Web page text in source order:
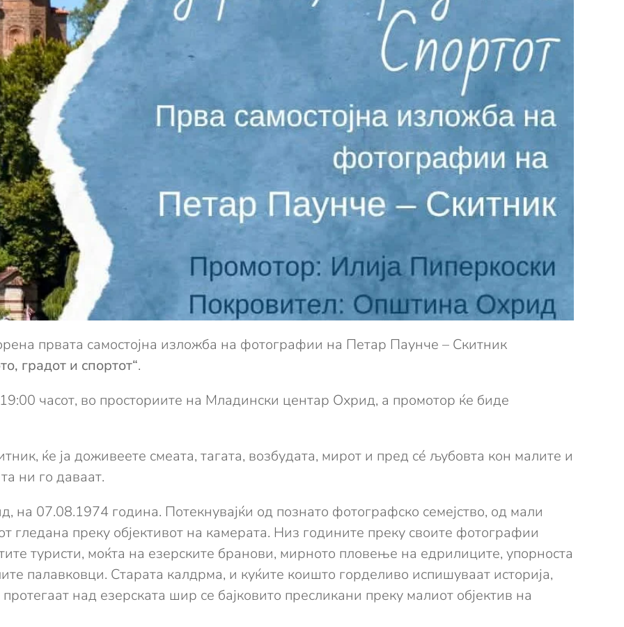
првата самостојна изложба на фотографии на Петар Паунче – Скитник
градот и спортот“.
часот, во просториите на Младински центар Охрид, а промотор ќе биде
ќе ја доживеете смеата, тагата, возбудата, мирот и пред сé љубовта кон малите и
ни го даваат.
07.08.1974 година. Потекнувајќи од познато фотографско семејство, од мали
гледана преку објективот на камерата. Низ годините преку своите фотографии
туристи, моќта на езерските бранови, мирното пловење на едрилиците, упорноста
палавковци. Старата калдрма, и куќите коишто горделиво испишуваат историја,
над езерската шир се бајковито пресликани преку малиот објектив на